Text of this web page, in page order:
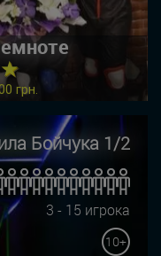
★
грн.
Бойчука 1/2
3 - 15 игрока
10+